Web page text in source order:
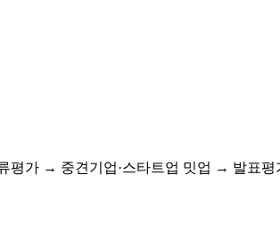
평가 → 중견기업·스타트업 밋업 → 발표